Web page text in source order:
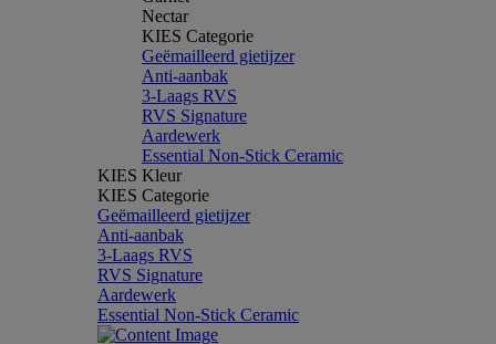
Nectar
KIES Categorie
Geëmailleerd gietijzer
Anti-aanbak
3-Laags RVS
RVS Signature
Aardewerk
Essential Non-Stick Ceramic
KIES Kleur
KIES Categorie
Geëmailleerd gietijzer
Anti-aanbak
3-Laags RVS
RVS Signature
Aardewerk
Essential Non-Stick Ceramic